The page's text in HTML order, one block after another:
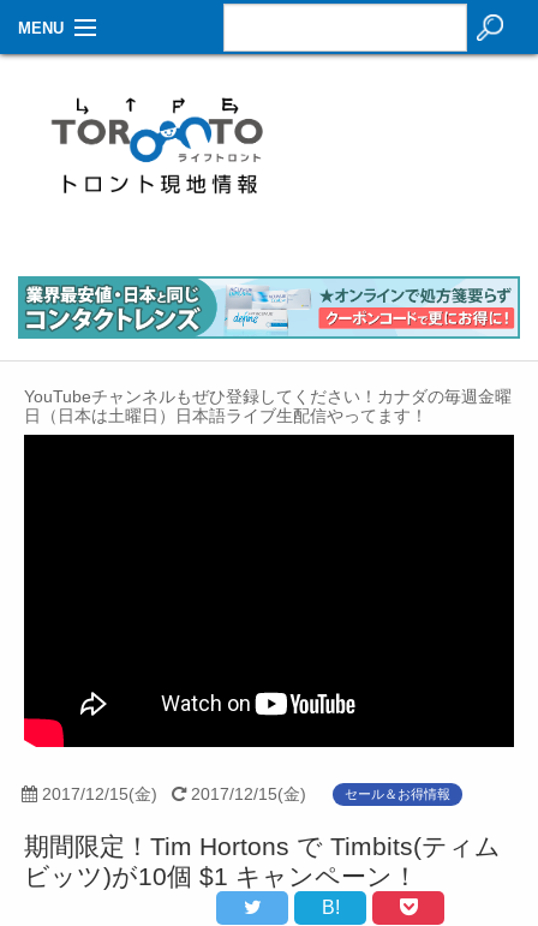
MENU
生活情報
その他
イベントカレンダー
Contact
YouTubeチャンネルもぜひ登録してください！カナダの毎週金曜
日（日本は土曜日）日本語ライブ生配信やってます！
2017/12/15(金) 2017/12/15(金) セール＆お得情報
期間限定！Tim Hortons で Timbits(ティム
ビッツ)が10個 $1 キャンペーン！
B!